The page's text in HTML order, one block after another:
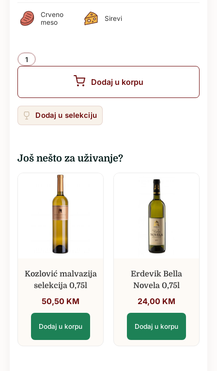
Crveno
meso
Sirevi
Količina
Dodaj u korpu
Dodaj u selekciju
Još nešto za uživanje?
Kozlović malvazija
selekcija 0,75l
50,50 KM
Dodaj u korpu
Erdevik Bella
Novela 0,75l
24,00 KM
Dodaj u korpu